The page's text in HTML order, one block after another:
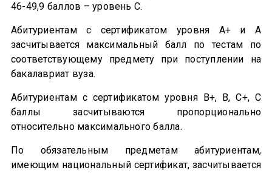
46-49,9 баллов – уровень С.
Абитуриентам с сертификатом уровня A+ и А
засчитывается максимальный балл по тестам по
соответствующему предмету при поступлении на
бакалавриат вуза.
Абитуриентам с сертификатом уровня B+, B, C+, C
баллы засчитываются пропорционально
относительно максимального балла.
По обязательным предметам абитуриентам,
имеющим национальный сертификат, засчитывается